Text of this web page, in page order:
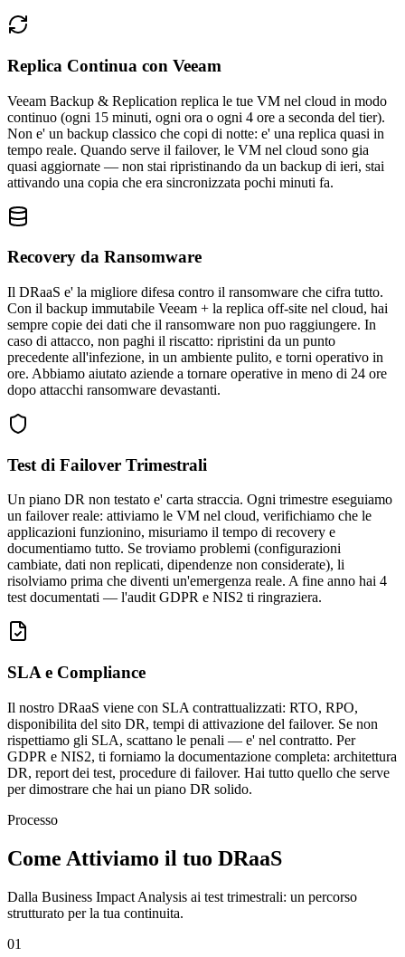
Replica Continua con Veeam
Veeam Backup & Replication replica le tue VM nel cloud in modo
continuo (ogni 15 minuti, ogni ora o ogni 4 ore a seconda del tier).
Non e' un backup classico che copi di notte: e' una replica quasi in
tempo reale. Quando serve il failover, le VM nel cloud sono gia
quasi aggiornate — non stai ripristinando da un backup di ieri, stai
attivando una copia che era sincronizzata pochi minuti fa.
Recovery da Ransomware
Il DRaaS e' la migliore difesa contro il ransomware che cifra tutto.
Con il backup immutabile Veeam + la replica off-site nel cloud, hai
sempre copie dei dati che il ransomware non puo raggiungere. In
caso di attacco, non paghi il riscatto: ripristini da un punto
precedente all'infezione, in un ambiente pulito, e torni operativo in
ore. Abbiamo aiutato aziende a tornare operative in meno di 24 ore
dopo attacchi ransomware devastanti.
Test di Failover Trimestrali
Un piano DR non testato e' carta straccia. Ogni trimestre eseguiamo
un failover reale: attiviamo le VM nel cloud, verifichiamo che le
applicazioni funzionino, misuriamo il tempo di recovery e
documentiamo tutto. Se troviamo problemi (configurazioni
cambiate, dati non replicati, dipendenze non considerate), li
risolviamo prima che diventi un'emergenza reale. A fine anno hai 4
test documentati — l'audit GDPR e NIS2 ti ringraziera.
SLA e Compliance
Il nostro DRaaS viene con SLA contrattualizzati: RTO, RPO,
disponibilita del sito DR, tempi di attivazione del failover. Se non
rispettiamo gli SLA, scattano le penali — e' nel contratto. Per
GDPR e NIS2, ti forniamo la documentazione completa: architettura
DR, report dei test, procedure di failover. Hai tutto quello che serve
per dimostrare che hai un piano DR solido.
Processo
Come Attiviamo il tuo DRaaS
Dalla Business Impact Analysis ai test trimestrali: un percorso
strutturato per la tua continuita.
01